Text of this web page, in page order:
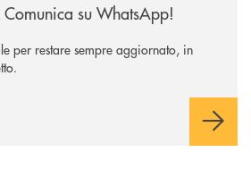
su WhatsApp!
per restare sempre aggiornato, in